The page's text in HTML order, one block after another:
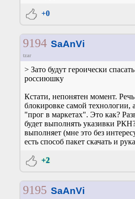
+0
9194 SaAnVi
tzar
> Зато будут героически
россиюшку
Кстати, непонятен момент.
блокировке самой технологии,
"прог в маркетах". Это как?
будет выполнять указивки
выполняет (мне это без
есть способ пакет скачать и
+2
9195 SaAnVi